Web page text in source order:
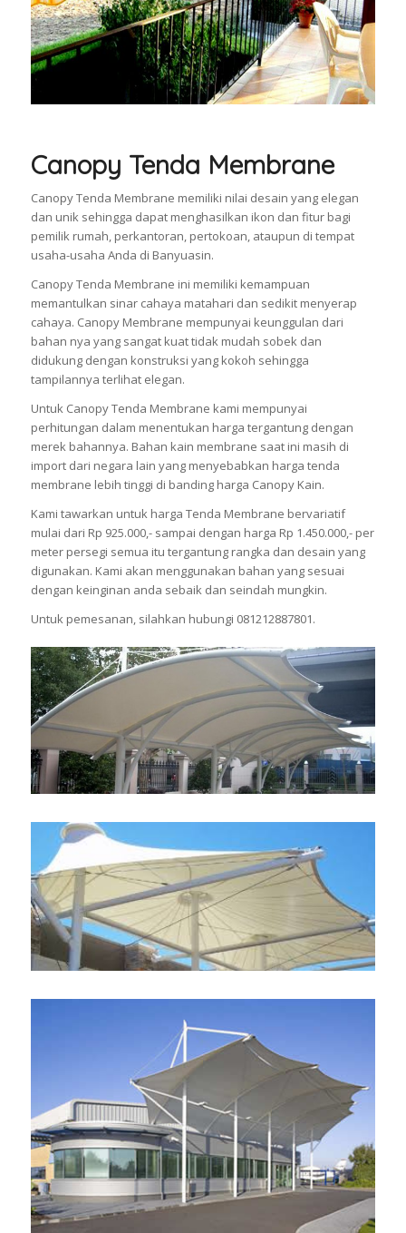
Canopy Tenda Membrane
Canopy Tenda Membrane memiliki nilai desain yang elegan
dan unik sehingga dapat menghasilkan ikon dan fitur bagi
pemilik rumah, perkantoran, pertokoan, ataupun di tempat
usaha-usaha Anda di Banyuasin.
Canopy Tenda Membrane ini memiliki kemampuan
memantulkan sinar cahaya matahari dan sedikit menyerap
cahaya. Canopy Membrane mempunyai keunggulan dari
bahan nya yang sangat kuat tidak mudah sobek dan
didukung dengan konstruksi yang kokoh sehingga
tampilannya terlihat elegan.
Untuk Canopy Tenda Membrane kami mempunyai
perhitungan dalam menentukan harga tergantung dengan
merek bahannya. Bahan kain membrane saat ini masih di
import dari negara lain yang menyebabkan harga tenda
membrane lebih tinggi di banding harga Canopy Kain.
Kami tawarkan untuk harga Tenda Membrane bervariatif
mulai dari Rp 925.000,- sampai dengan harga Rp 1.450.000,- per
meter persegi semua itu tergantung rangka dan desain yang
digunakan. Kami akan menggunakan bahan yang sesuai
dengan keinginan anda sebaik dan seindah mungkin.
Untuk pemesanan, silahkan hubungi 081212887801.